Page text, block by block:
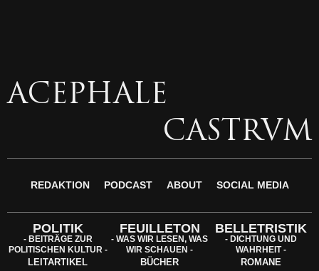
ACEPHALE
CASTRVM
REDAKTION PODCAST ABOUT SOCIAL MEDIA
POLITIK
- BEITRÄGE ZUR
POLITISCHEN KULTUR -
LEITARTIKEL
FEUILLETON
- WAS WIR LESEN, WAS
WIR SCHAUEN -
BÜCHER
BELLETRISTIK
- DICHTUNG UND
WAHRHEIT -
ROMANE